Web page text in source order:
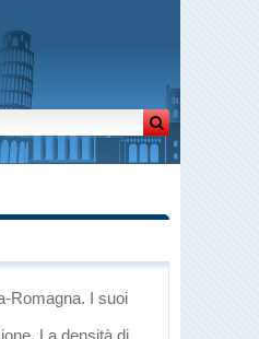
Romagna. I suoi
La densità di